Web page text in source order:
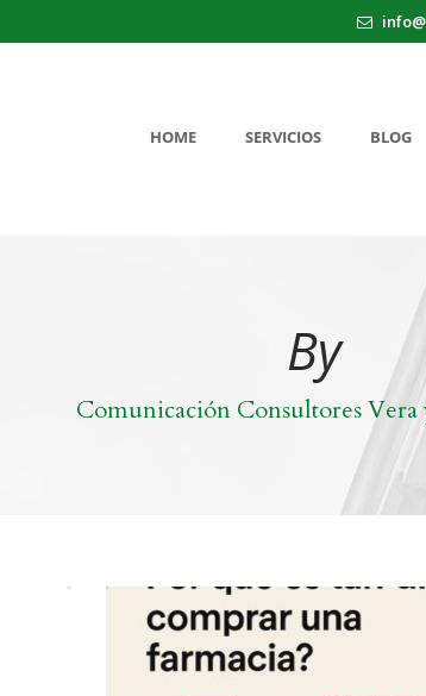
HOME SERVICIOS BLOG
By
Comunicación Consultores Vera